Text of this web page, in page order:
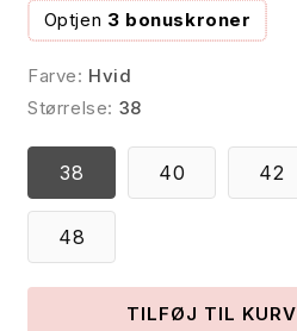
m
a
l
p
i
Optjen 3 bonuskroner
Farve: Hvid
Størrelse: 38
38 40 42
48
TILFØJ TIL KURV